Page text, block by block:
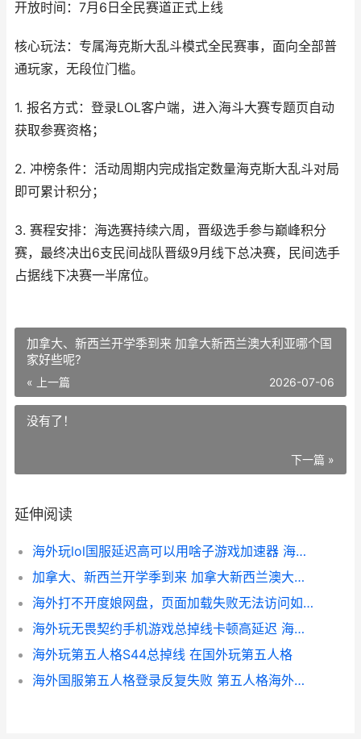
开放时间：7月6日全民赛道正式上线
核心玩法：专属海克斯大乱斗模式全民赛事，面向全部普
通玩家，无段位门槛。
1. 报名方式：登录LOL客户端，进入海斗大赛专题页自动
获取参赛资格；
2. 冲榜条件：活动周期内完成指定数量海克斯大乱斗对局
即可累计积分；
3. 赛程安排：海选赛持续六周，晋级选手参与巅峰积分
赛，最终决出6支民间战队晋级9月线下总决赛，民间选手
占据线下决赛一半席位。
加拿大、新西兰开学季到来 加拿大新西兰澳大利亚哪个国
家好些呢?
« 上一篇 2026-07-06
没有了！
下一篇 »
延伸阅读
海外玩lol国服延迟高可以用啥子游戏加速器 海外玩英雄联盟国服
加拿大、新西兰开学季到来 加拿大新西兰澳大利亚哪个国家好些呢?
海外打不开度娘网盘，页面加载失败无法访问如何办 国外不能用百度
海外玩无畏契约手机游戏总掉线卡顿高延迟 海外玩无畏契约怎么玩
海外玩第五人格S44总掉线 在国外玩第五人格
海外国服第五人格登录反复失败 第五人格海外是什么意思